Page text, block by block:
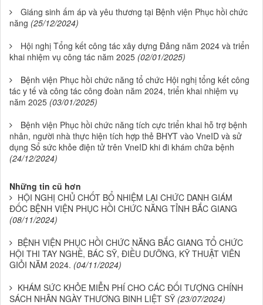
Giáng sinh ấm áp và yêu thương tại Bệnh viện Phục hồi chức
năng (25/12/2024)
Hội nghị Tổng kết công tác xây dựng Đảng năm 2024 và triển
khai nhiệm vụ công tác năm 2025 (02/01/2025)
Bệnh viện Phục hồi chức năng tổ chức Hội nghị tổng kết công
tác y tế và công tác công đoàn năm 2024, triển khai nhiệm vụ
năm 2025 (03/01/2025)
Bệnh viện Phục hồi chức năng tích cực triển khai hỗ trợ bệnh
nhân, người nhà thực hiện tích hợp thẻ BHYT vào VneID và sử
dụng Sổ sức khỏe điện tử trên VneID khi đi khám chữa bệnh
(24/12/2024)
Những tin cũ hơn
HỘI NGHỊ CHỦ CHỐT BỔ NHIỆM LẠI CHỨC DANH GIÁM
ĐỐC BỆNH VIỆN PHỤC HỒI CHỨC NĂNG TỈNH BẮC GIANG
(08/11/2024)
BỆNH VIỆN PHỤC HỒI CHỨC NĂNG BẮC GIANG TỔ CHỨC
HỘI THI TAY NGHỀ, BÁC SỸ, ĐIỀU DƯỠNG, KỸ THUẬT VIÊN
GIỎI NĂM 2024. (04/11/2024)
KHÁM SỨC KHỎE MIỄN PHÍ CHO CÁC ĐỐI TƯỢNG CHÍNH
SÁCH NHÂN NGÀY THƯƠNG BINH LIỆT SỸ (23/07/2024)